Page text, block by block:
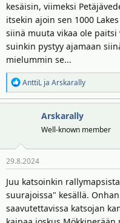
kesäisin, viimeksi
itsekin ajoin sen 1000
siinä muuta vikaa ole
suinkin pystyy ajamaan
mielummin se...
R
e
a
o
t
AnttiL ja Arskarally
Arskarally
Well-known member
29.8.2024
Juu katsoinkin
suurajoissa" kesällä.
saavutettavissa katsojan